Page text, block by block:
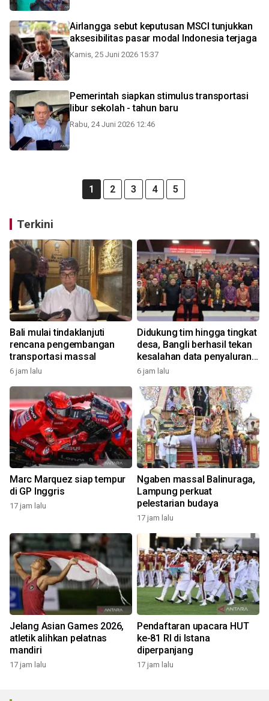
Airlangga sebut keputusan MSCI tunjukkan
aksesibilitas pasar modal Indonesia terjaga
Kamis, 25 Juni 2026 15:37
Pemerintah siapkan stimulus transportasi
libur sekolah - tahun baru
Rabu, 24 Juni 2026 12:46
1 2 3 4 5
Terkini
Bali mulai tindaklanjuti
rencana pengembangan
transportasi massal
6 jam lalu
Didukung tim hingga tingkat
desa, Bangli berhasil tekan
kesalahan data penyaluran
bansos
6 jam lalu
Marc Marquez siap tempur
di GP Inggris
17 jam lalu
Ngaben massal Balinuraga,
Lampung perkuat
pelestarian budaya
17 jam lalu
Jelang Asian Games 2026,
atletik alihkan pelatnas
mandiri
17 jam lalu
Pendaftaran upacara HUT
ke-81 RI di Istana
diperpanjang
17 jam lalu